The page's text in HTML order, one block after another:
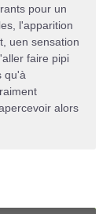
pour un
l'apparition
uen sensation
faire pipi
qu'à
alors